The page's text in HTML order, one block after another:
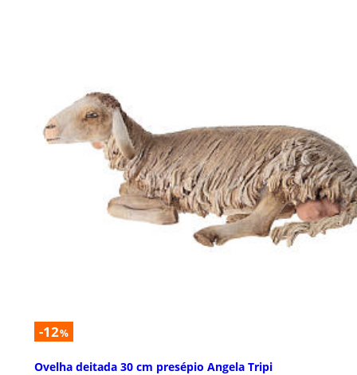
-12%
Ovelha deitada 30 cm presépio Angela Tripi